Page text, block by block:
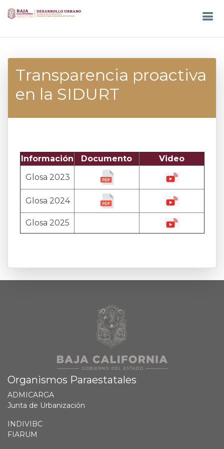
Transparencia proactiva
en la SIDURT
Información Documento
Video
Glosa 2023
Glosa 2024
Glosa 2025
Organismos Paraestatales
ADMICARGA
Junta de Urbanización
INDIVIBC
FIARUM